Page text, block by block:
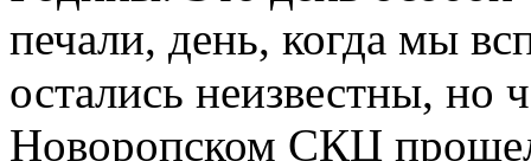
печали, день, когда мы
остались неизвестны, но
Новоропском СКЦ